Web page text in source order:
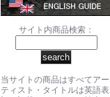
サイト内商品検索：
当サイトの商品はすべてアー
ティスト・タイトルは英語表